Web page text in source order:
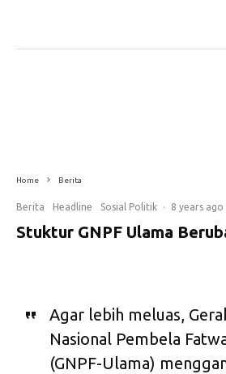
Home Berita
Berita Headline Sosial Politik · 8 years ago
Stuktur GNPF Ulama
Agar lebih meluas,
Nasional Pembela
(GNPF-Ulama)